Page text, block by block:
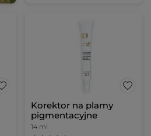
Korektor na plamy
pigmentacyjne
14 ml